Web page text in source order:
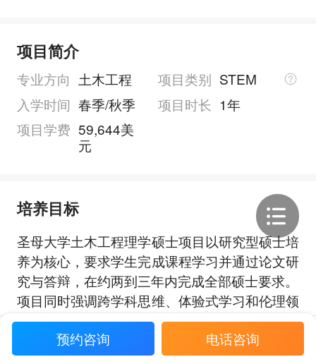
项目简介
专业方向 土木工程 项目类别 STEM
入学时间 春季/秋季 项目时长 1年
项目学费 59,644美
元
培养目标
圣母大学土木工程理学硕士项目以研究型硕士培
养为核心，要求学生完成课程学习并通过论文研
究与答辩，在约两到三年内完成全部硕士要求。
项目同时强调跨学科思维、体验式学习和伦理领
导力，帮助学生面向21世纪及更广泛的工程与
地球科学复杂问题，发展适应与韧性相关的分析
与创新能力。
预约咨询 电话咨询